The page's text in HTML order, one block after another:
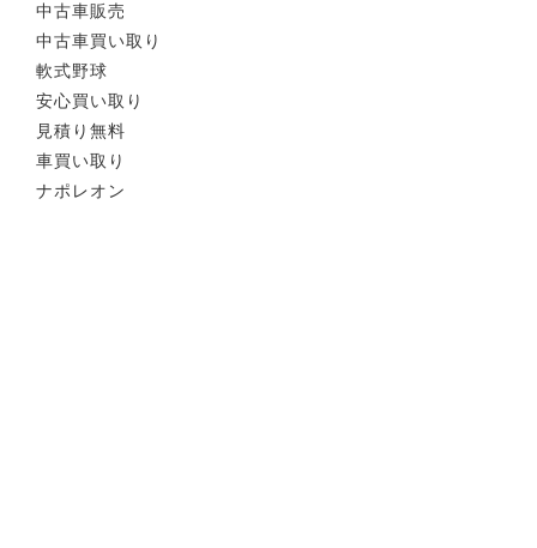
中古車販売
中古車買い取り
軟式野球
安心買い取り
見積り無料
車買い取り
ナポレオン